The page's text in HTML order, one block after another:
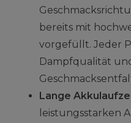
bereits mit
vorgefüllt. Jeder
Dampfqualität
Lange
leistungsstarken